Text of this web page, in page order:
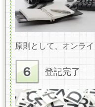
原則として、オンラ
登記完了